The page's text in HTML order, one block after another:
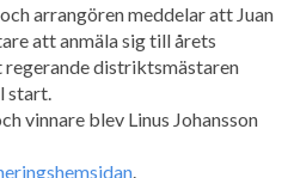
arrangören meddelar att Juan
att anmäla sig till årets
distriktsmästaren
start.
vinnare blev Linus Johansson
.